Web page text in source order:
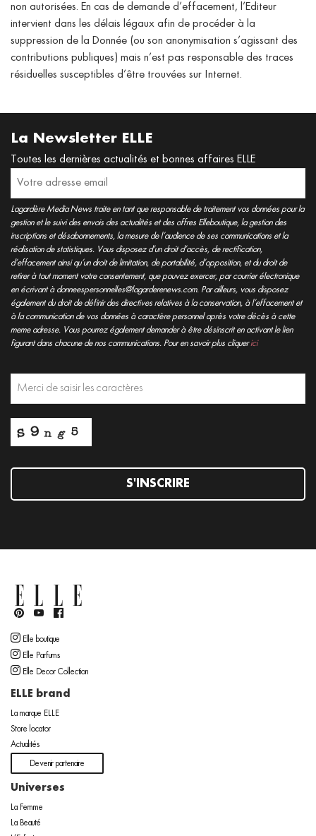
non autorisées. En cas de demande d’effacement, l’Editeur
intervient dans les délais légaux afin de procéder à la
suppression de la Donnée (ou son anonymisation s’agissant des
contributions publiques) mais n’est pas responsable des traces
résiduelles susceptibles d’être trouvées sur Internet.
La Newsletter ELLE
Toutes les dernières actualités et bonnes affaires ELLE
Lagardère Media News traite en tant que responsable de traitement vos données pour la
gestion et le suivi des envois des actualités et des offres Elleboutique, la gestion des
inscriptions et désabonnements, la mesure de l’audience de ses communications et la
réalisation de statistiques. Vous disposez d’un droit d’accès, de rectification,
d’effacement ainsi qu’un droit de limitation, de portabilité, d’opposition, et du droit de
retirer à tout moment votre consentement, que pouvez exercer, par courrier électronique
en écrivant à donneespersonnelles@lagarderenews.com. Par ailleurs, vous disposez
également du droit de définir des directives relatives à la conservation, à l’effacement et
à la communication de vos données à caractère personnel après votre décès à cette
meme adresse. Vous pourrez également demander à être désinscrit en activant le lien
figurant dans chacune de nos communications. Pour en savoir plus cliquerici
S'INSCRIRE
Elle boutique
Elle Parfums
Elle Decor Collection
ELLE brand
La marque ELLE
Store locator
Actualités
Devenir partenaire
Universes
La Femme
La Beauté